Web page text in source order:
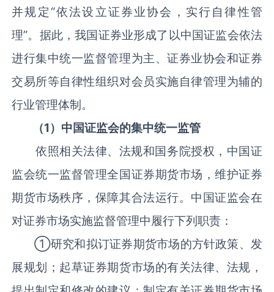
并规定“依法设立证券业协会，实行自律性管
理”。据此，我国证券业形成了以中国证监会依法
进行集中统一监督管理为主、证券业协会和证券
交易所等自律性组织对会员实施自律管理为辅的
行业管理体制。
（1）中国证监会的集中统一监管
依照相关法律、法规和国务院授权，中国证
监会统一监督管理全国证券期货市场，维护证券
期货市场秩序，保障其合法运行。中国证监会在
对证券市场实施监督管理中履行下列职责：
①研究和拟订证券期货市场的方针政策、发
展规划；起草证券期货市场的有关法律、法规，